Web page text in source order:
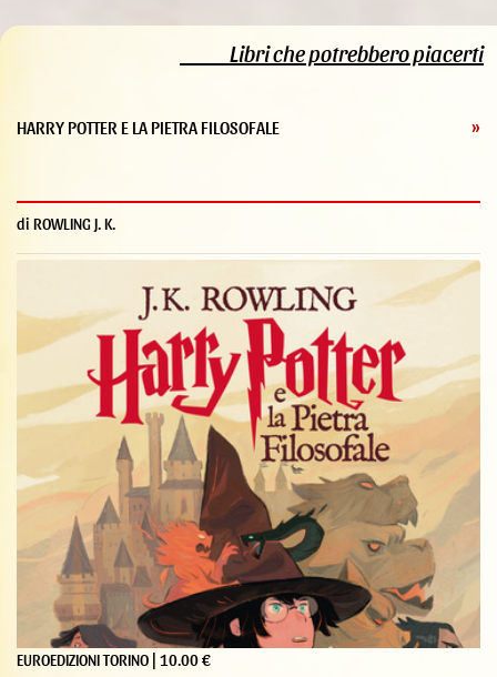
Libri che potrebbero piacerti
HARRY POTTER E LA PIETRA FILOSOFALE »
di ROWLING J. K.
EUROEDIZIONI TORINO | 10.00 €